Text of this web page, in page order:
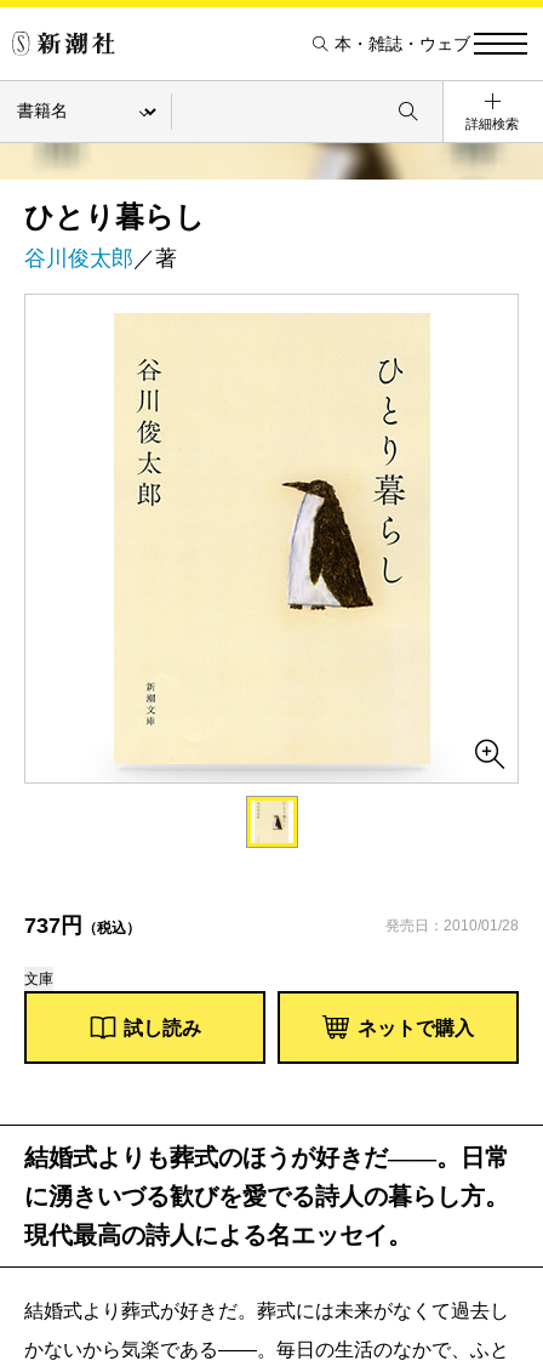
本・雑誌・ウェブ
詳細検索
ひとり暮らし
谷川俊太郎 ／著
737円 （税込） 発売日：2010/01/28
文庫
試し読み ネットで購入
結婚式よりも葬式のほうが好きだ――。日常
に湧きいづる歓びを愛でる詩人の暮らし方。
現代最高の詩人による名エッセイ。
結婚式より葬式が好きだ。葬式には未来がなくて過去し
かないから気楽である――。毎日の生活のなかで、ふと